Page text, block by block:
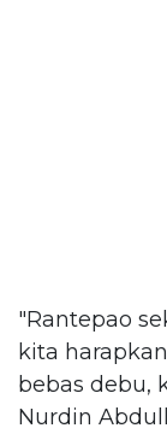
"Rantepao
kita
bebas debu,
Nurdin